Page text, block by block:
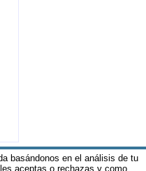
basándonos en el análisis de tu
aceptas o rechazas y como
y